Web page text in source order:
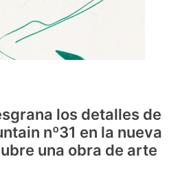
los detalles de
nº31 en la nueva
una obra de arte